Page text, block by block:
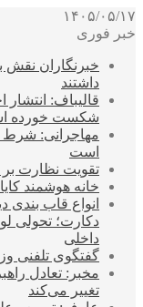
۱۴۰۵/۰۵/۱۷
خبر فوری
خبرنگاران نقش
داشتند
قالیباف:
شکست خورده
مهاجرانی: شرط
است
تقویت نظارت بر
خانه هوشمند کایا
انواع قاب بندی
دکارت؛ تحولی
داخلی
گفتگوی تلفنی
مخبر: تعادل
تغییر می‌کند